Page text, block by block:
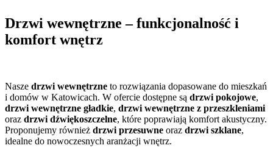
Drzwi wewnętrzne – funkcjonalność i
komfort wnętrz
Nasze drzwi wewnętrzne to rozwiązania dopasowane do mieszkań
i domów w Katowicach. W ofercie dostępne są drzwi pokojowe,
drzwi wewnętrzne gładkie, drzwi wewnętrzne z przeszkleniami
oraz drzwi dźwiękoszczelne, które poprawiają komfort akustyczny.
Proponujemy również drzwi przesuwne oraz drzwi szklane,
idealne do nowoczesnych aranżacji wnętrz.